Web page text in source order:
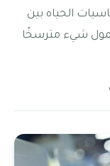
الحياه بين
شيء مترسخًا